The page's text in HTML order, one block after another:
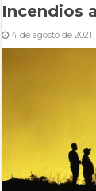
Incendios
4 de agosto de 2021